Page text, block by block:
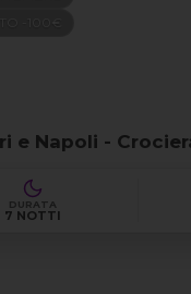
e Napoli -
DURATA
7 NOTTI